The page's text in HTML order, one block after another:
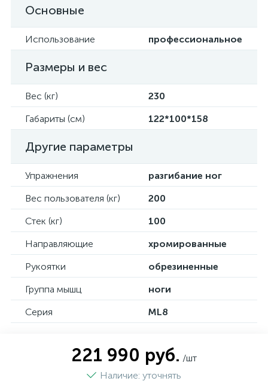
Основные
Использование профессиональное
Размеры и вес
Вес (кг)
230
Габариты (см)
122*100*158
Другие параметры
Упражнения
разгибание ног
Вес пользователя (кг)
200
Стек (кг)
100
Направляющие
хромированные
Рукоятки
обрезиненные
Группа мышц
ноги
Серия
ML8
221 990 руб. /шт
Наличие: уточнять